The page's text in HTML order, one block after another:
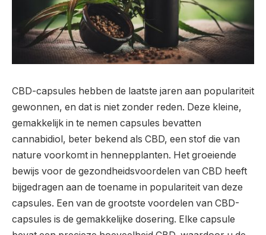
CBD-capsules hebben de laatste jaren aan populariteit
gewonnen, en dat is niet zonder reden. Deze kleine,
gemakkelijk in te nemen capsules bevatten
cannabidiol, beter bekend als CBD, een stof die van
nature voorkomt in hennepplanten. Het groeiende
bewijs voor de gezondheidsvoordelen van CBD heeft
bijgedragen aan de toename in populariteit van deze
capsules. Een van de grootste voordelen van CBD-
capsules is de gemakkelijke dosering. Elke capsule